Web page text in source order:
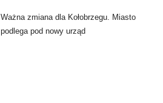
Ważna zmiana dla Kołobrzegu. Miasto
podlega pod nowy urząd